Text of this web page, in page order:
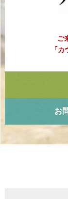
ご
「
お